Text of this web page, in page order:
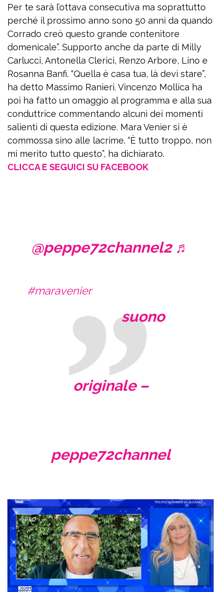
Per te sarà l’ottava consecutiva ma soprattutto
perché il prossimo anno sono 50 anni da quando
Corrado creò questo grande contenitore
domenicale”. Supporto anche da parte di Milly
Carlucci, Antonella Clerici, Renzo Arbore, Lino e
Rosanna Banfi. “Quella è casa tua, là devi stare”,
ha detto Massimo Ranieri. Vincenzo Mollica ha
poi ha fatto un omaggio al programma e alla sua
conduttrice commentando alcuni dei momenti
salienti di questa edizione. Mara Venier si è
commossa sino alle lacrime. “È tutto troppo, non
mi merito tutto questo”, ha dichiarato.
CLICCA E SEGUICI SU FACEBOOK
@peppe72channel2
#maravenier
♬
suono
originale –
peppe72channel